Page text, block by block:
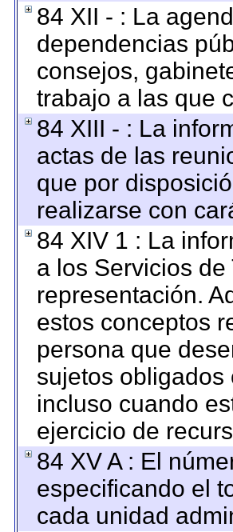
84 XII - : La
dependencias
consejos,
trabajo a las que
84 XIII - : La
actas de las
que por
realizarse con
84 XIV 1 : La
a los Servicios
representación.
estos conceptos
persona que
sujetos obligados
incluso cuando
ejercicio de
84 XV A : El
especificando el
cada unidad